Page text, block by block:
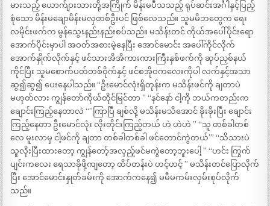
မားသည့် ယောက်ျားသားတို့အကြိုက် မိန်းမပီသသည့် ရုပ်ဆင်းအင်္ဂါနှင့်ပြည့်
စုံသော မိန်းမချောမိန်းမလှတစ်ဦးပင် ဖြစ်လေသည်။ သူမမိဘတွေက ရေး
လမိုင်းဖက်က မွန်သွေးနည်းနည်းစပ်သည်။ မသိန်းတင် ကိုယ်အပေါ်ပိုင်းရော
အောက်ပိုင်းမှာပါ အဝတ်အစားမဲ့နေပြီး အောင်မောင်း အပေါ်ကိုင်လိုက်
အောက်နှိုက်လိုက်နှင့် ဖင်သားအိအိကားကားကြီးနှစ်ဖက်ကို ဆုပ်ညှစ်နယ်
ကိုင်ပြီး သူမစောက်ပတ်တစ်ဝိုက်နှင့် ဖင်စအိုဝကလေးကိုပါ လက်နှင့်အသာ
ဆွ၍ဆွ၍ ပေးနေပါသည်။ “ဦးမောင်လုံးရှိတုန်းက မသိန်းဖင်ကို ချတာပဲ
မဟုတ်လား ကျွန်တော်ကိုယ်တိုင်မြင်တာ ” “နင်နော် ငါ့ကို ဘယ်ကတည်းက
ချောင်းကြည့်နေတာလဲ “”ကြာပြီ ချစ်လို့ မသိန်းမသိအောင် ခိုးခိုးပြီး ချောင်း
ကြည့်နေတာ ဦးမောင်လုံး လိုးတိုင်းကြည့်တယ် ဟဲ ဟဲဟဲ ” “သူ တစ်ခါတစ်
လေ မူးလာမှ ငါ့ဖင်ကို ချတာ တစ်ခါတစ်ခါ ဖင်တောင်ကွဲတယ်’” “သိသားပဲ
သူလိုးပြီးထားတော့ ကျွန်တော့်အလှည့်ဖင်မကွဲတော့ဘူးပေါ့ ” “ဟင်း ကြွက်
ပျင်းကလေး ရေသာခိုဖို့ကျတော့ ထိပ်တန်းပဲ ဟင့်ဟင့် ” မသိန်းတင်ပြောလိုက်
ပြီး အောင်မောင်းနှုတ်ခမ်းကို အောက်ကနေ၍ မမီမကမ်းလှမ်းစုပ်လိုက်
သည်။